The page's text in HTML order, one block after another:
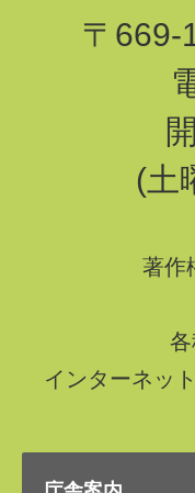
〒
(土
著作
インターネッ